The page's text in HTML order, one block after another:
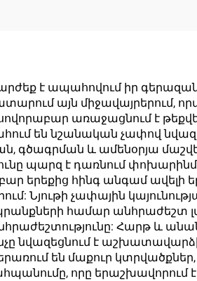
փայլուն և
է ապահովում իր
այն միջավայրերում,
առաջացնում է
են նշանական չափով
գծագրման և ամենօրյա
պարզ է դառնում
երեքից հինգ անգամ
Նյութի չափային
համար
Հարթ և
նվազեցնում է
են մաքուր
որը